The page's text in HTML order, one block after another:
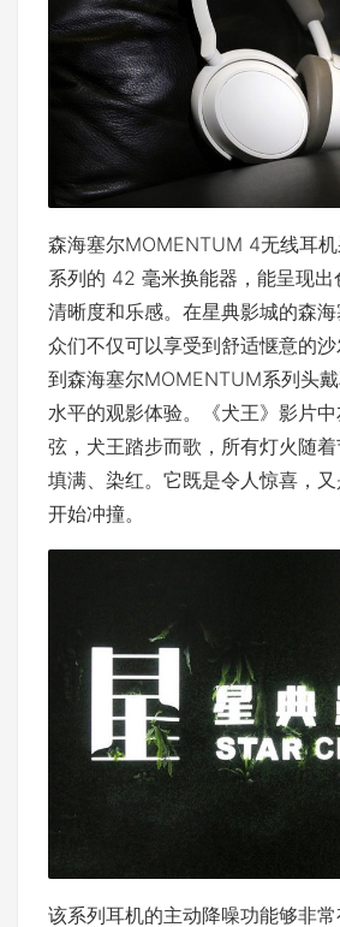
森海塞尔MOMENTUM 4无线耳
系列的 42 毫米换能器，能呈现出
清晰度和乐感。在星典影城的森
众们不仅可以享受到舒适惬意的
到森海塞尔MOMENTUM系列头
水平的观影体验。《犬王》影片
弦，犬王踏步而歌，所有灯火随
填满、染红。它既是令人惊喜，
开始冲撞。
该系列耳机的主动降噪功能够非